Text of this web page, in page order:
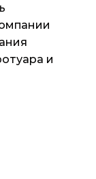
и